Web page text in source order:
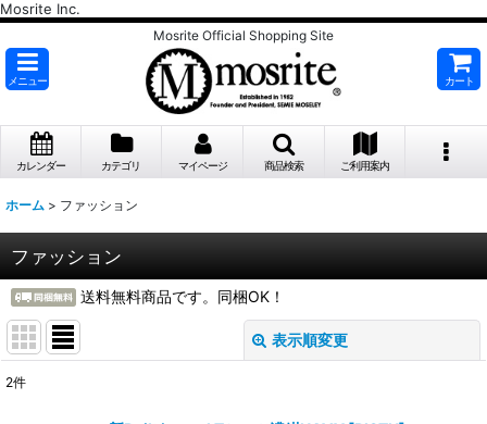
Mosrite Inc.
Mosrite Official Shopping Site
メニュー カート
カレンダー カテゴリ マイページ 商品検索 ご利用案内
ホーム > ファッション
ファッション
送料無料商品です。同梱OK！
表示順変更
2件